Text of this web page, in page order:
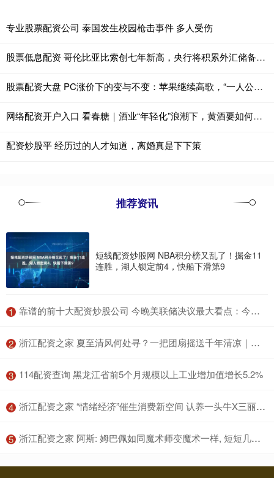
专业股票配资公司 泰国发生校园枪击事件 多人受伤
股票低息配资 哥伦比亚比索创七年新高，央行将积累外汇储备以引导汇率回落
股票配资大盘 PC涨价下的变与不变：苹果继续高歌，“一人公司”逆势加仓
网络配资开户入口 看春糖｜酒业“年轻化”浪潮下，黄酒要如何破局？
配资炒股平 经历过的人才知道，离婚真是下下策
推荐资讯
短线配资炒股网 NBA积分榜又乱了！掘金11
连胜，湖人锁定前4，快船下滑第9
1 ​靠谱的前十大配资炒股公司 今晚美联储决议最大看点：今年究竟降息一次还是两次？
2 ​浙江配资之家 夏至清风何处寻？一把团扇摇送千年清凉｜文化中国行·节气拾遗
3 ​114配资查询 黑龙江省前5个月规模以上工业增加值增长5.2%
4 ​浙江配资之家 “情绪经济”催生消费新空间 认养一头牛X三丽鸥家族推出纯牛奶新品
5 ​浙江配资之家 阿斯: 姆巴佩如同魔术师变魔术一样, 短短几分钟内就改变了比赛